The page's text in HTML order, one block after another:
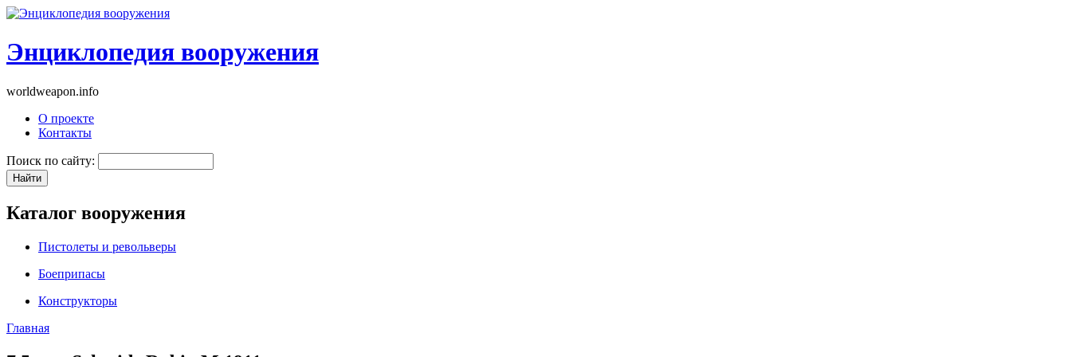
Энциклопедия вооружения
worldweapon.info
О проекте
Контакты
Поиск по сайту:
Каталог вооружения
Пистолеты и револьверы
Боеприпасы
Конструкторы
Главная